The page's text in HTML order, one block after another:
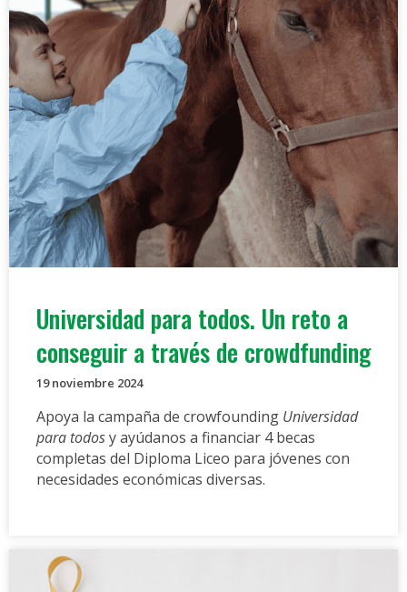
Universidad para todos. Un reto a
conseguir a través de crowdfunding
19 noviembre 2024
Apoya la campaña de crowfounding Universidad
para todosy ayúdanos a financiar 4 becas
completas del Diploma Liceo para jóvenes con
necesidades económicas diversas.